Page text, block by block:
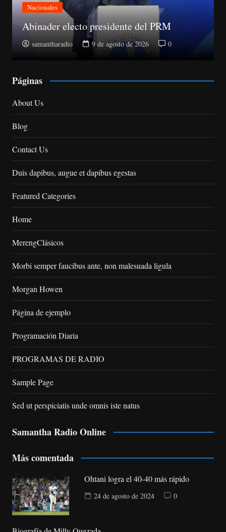
Dominicana culmina en quinto puesto con
150 medallas
samantharadio 9 de agosto de 2026 0
Páginas
About Us
Blog
Contact Us
Duis dapibus, augue et dapibus egestas
Featured Categories
Home
MerengClásicos
Morbi semper faucibus ante, non malesuada ligula
Morgan Howen
Página de ejemplo
Programación Diaria
PROGRAMAS DE RADIO
Sample Page
Sed ut perspiciatis unde omnis iste natus
Samantha Radio Online
Más comentada
Ohtani logra el 40-40 más rápido
24 de agosto de 2024 0